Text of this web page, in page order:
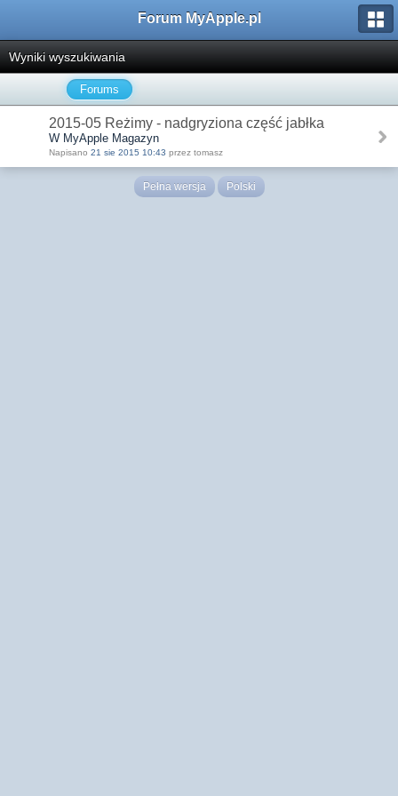
Forum MyApple.pl
Wyniki wyszukiwania
Forums
2015-05 Reżimy - nadgryziona część jabłka
W MyApple Magazyn
Napisano 21 sie 2015 10:43 przez tomasz
Pełna wersja Polski